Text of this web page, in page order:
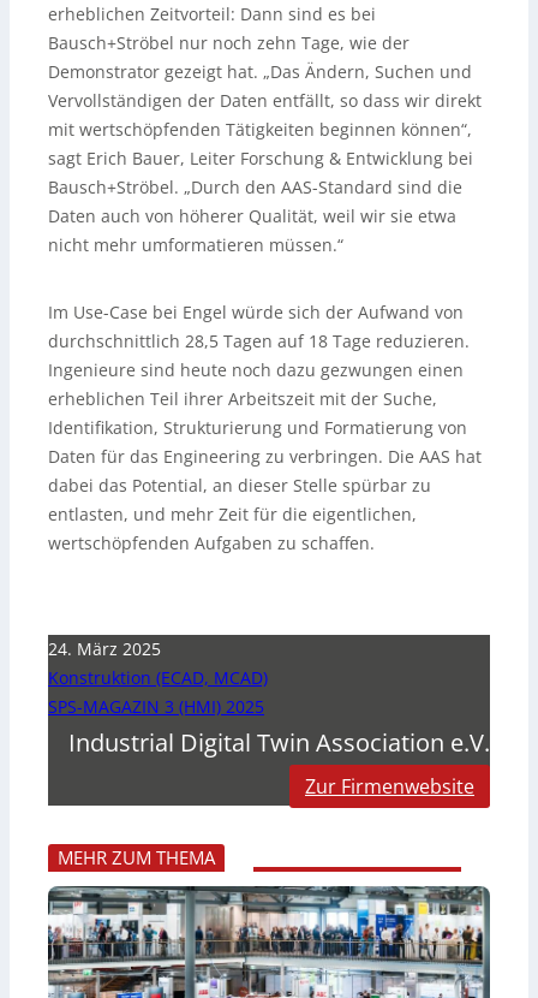
erheblichen Zeitvorteil: Dann sind es bei
Bausch+Ströbel nur noch zehn Tage, wie der
Demonstrator gezeigt hat. „Das Ändern, Suchen und
Vervollständigen der Daten entfällt, so dass wir direkt
mit wertschöpfenden Tätigkeiten beginnen können“,
sagt Erich Bauer, Leiter Forschung & Entwicklung bei
Bausch+Ströbel. „Durch den AAS-Standard sind die
Daten auch von höherer Qualität, weil wir sie etwa
nicht mehr umformatieren müssen.“
Im Use-Case bei Engel würde sich der Aufwand von
durchschnittlich 28,5 Tagen auf 18 Tage reduzieren.
Ingenieure sind heute noch dazu gezwungen einen
erheblichen Teil ihrer Arbeitszeit mit der Suche,
Identifikation, Strukturierung und Formatierung von
Daten für das Engineering zu verbringen. Die AAS hat
dabei das Potential, an dieser Stelle spürbar zu
entlasten, und mehr Zeit für die eigentlichen,
wertschöpfenden Aufgaben zu schaffen.
24. März 2025
Konstruktion (ECAD, MCAD)
SPS-MAGAZIN 3 (HMI) 2025
Industrial Digital Twin Association e.V.
Zur Firmenwebsite
MEHR ZUM THEMA